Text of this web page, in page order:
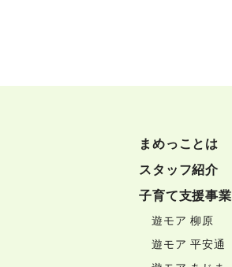
まめっことは
スタッフ紹介
子育て支援事業
遊モア 柳原
遊モア 平安通